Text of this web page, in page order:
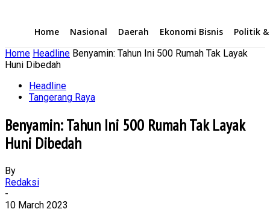
Home Nasional Daerah Ekonomi Bisnis
Politik
Home Headline Benyamin: Tahun Ini 500 Rumah Tak Layak
Huni Dibedah
Headline
Tangerang Raya
Benyamin: Tahun Ini 500 Rumah Tak Layak
Huni Dibedah
By
Redaksi
-
10 March 2023